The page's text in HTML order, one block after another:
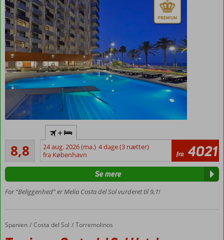
Centralt i
Torremolinos
Ved
stranden
Perfekt til
voksenferie
Mulighed
eller
halvpension
8,8
Alletiders
62
anmeldelser
+
24 aug. 2026 (ma.) 4 dage (3 nætter)
fra København
fra 4021
For “Beliggenhed” er Melia Costa del Sol vurderet til 9,1!
Se mere
Forside
Spanien Costa del Sol Torremolinos
Tropicana Costa del Sol Hotel